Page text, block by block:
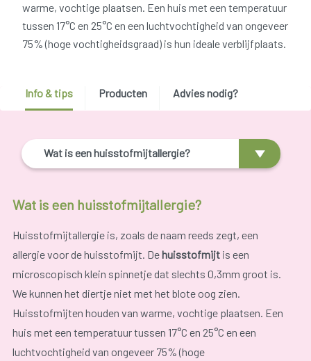
warme, vochtige plaatsen. Een huis met een temperatuur
tussen 17°C en 25°C en een luchtvochtigheid van ongeveer
75% (hoge vochtigheidsgraad) is hun ideale verblijfplaats.
Info & tips Producten Advies nodig?
Wat is een huisstofmijtallergie?
Wat is een huisstofmijtallergie?
Huisstofmijtallergie is, zoals de naam reeds zegt, een
allergie voor de huisstofmijt. Dehuisstofmijtis een
microscopisch klein spinnetje dat slechts 0,3mm groot is.
We kunnen het diertje niet met het blote oog zien.
Huisstofmijten houden van warme, vochtige plaatsen. Een
huis met een temperatuur tussen 17°C en 25°C en een
luchtvochtigheid van ongeveer 75% (hoge